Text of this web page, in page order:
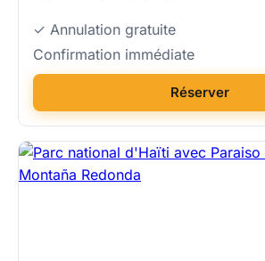
✓ Annulation gratuite
Confirmation immédiate
Réserver